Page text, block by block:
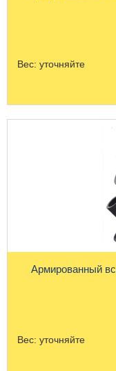
Вес: уточняйте
Армированный
Вес: уточняйте